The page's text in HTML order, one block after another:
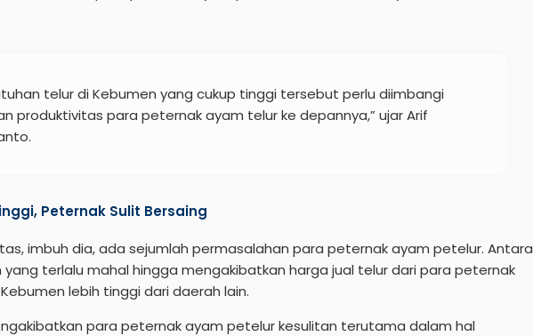
telur di Kebumen yang cukup tinggi tersebut perlu diimbangi
produktivitas para peternak ayam telur ke depannya,” ujar Arif
Peternak Sulit Bersaing
imbuh dia, ada sejumlah permasalahan para peternak ayam petelur. Antara
yang terlalu mahal hingga mengakibatkan harga jual telur dari para peternak
lebih tinggi dari daerah lain.
para peternak ayam petelur kesulitan terutama dalam hal